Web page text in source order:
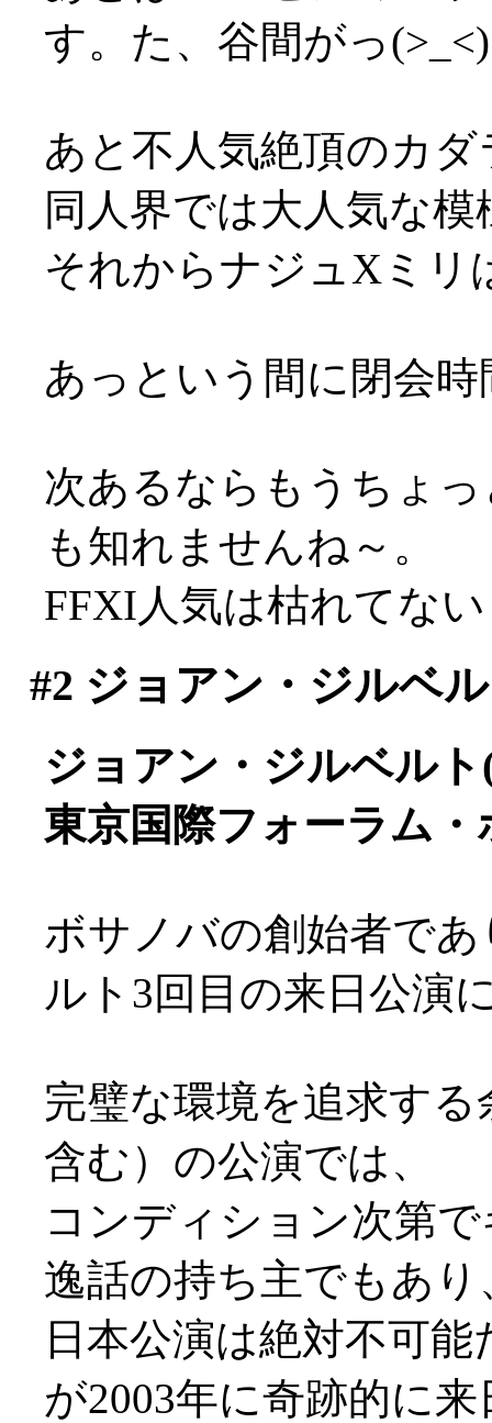
す。た、谷間がっ(>_<)
あと不人気絶頂のカ
同人界では大人気な模
それからナジュXミリ
あっという間に閉会
次あるならもうちょ
も知れませんね～。
FFXI人気は枯れてな
#2 ジョアン・ジルベ
ジョアン・ジルベルト
東京国際フォーラム・
ボサノバの創始者で
ルト3回目の来日公演
完璧な環境を追求す
含む）の公演では、
コンディション次第
逸話の持ち主でもあり
日本公演は絶対不可
が2003年に奇跡的に来